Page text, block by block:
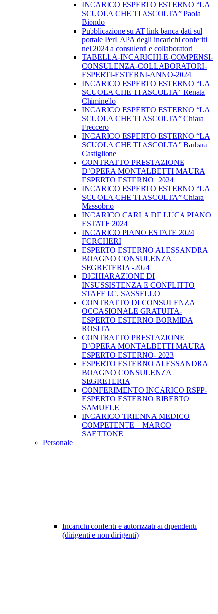
INCARICO ESPERTO ESTERNO “LA
SCUOLA CHE TI ASCOLTA” Paola
Biondo
Pubblicazione su AT link banca dati sul
portale PerLAPA degli incarichi conferiti
nel 2024 a consulenti e collaboratori
TABELLA-INCARICHI-E-COMPENSI-
CONSULENZA-COLLABORATORI-
ESPERTI-ESTERNI-ANNO-2024
INCARICO ESPERTO ESTERNO “LA
SCUOLA CHE TI ASCOLTA” Renata
Chiminello
INCARICO ESPERTO ESTERNO “LA
SCUOLA CHE TI ASCOLTA” Chiara
Freccero
INCARICO ESPERTO ESTERNO “LA
SCUOLA CHE TI ASCOLTA” Barbara
Castiglione
CONTRATTO PRESTAZIONE
D’OPERA MONTALBETTI MAURA
ESPERTO ESTERNO- 2024
INCARICO ESPERTO ESTERNO “LA
SCUOLA CHE TI ASCOLTA” Chiara
Massobrio
INCARICO CARLA DE LUCA PIANO
ESTATE 2024
INCARICO PIANO ESTATE 2024
FORCHERI
ESPERTO ESTERNO ALESSANDRA
BOAGNO CONSULENZA
SEGRETERIA -2024
DICHIARAZIONE DI
INSUSSISTENZA E CONFLITTO
STAFF I.C. SASSELLO
CONTRATTO DI CONSULENZA
OCCASIONALE GRATUITA-
ESPERTO ESTERNO BORMIDA
ROSITA
CONTRATTO PRESTAZIONE
D’OPERA MONTALBETTI MAURA
ESPERTO ESTERNO- 2023
ESPERTO ESTERNO ALESSANDRA
BOAGNO CONSULENZA
SEGRETERIA
CONFERIMENTO INCARICO RSPP-
ESPERTO ESTERNO RIBERTO
SAMUELE
INCARICO TRIENNA MEDICO
COMPETENTE – MARCO
SAETTONE
Personale
Incarichi conferiti e autorizzati ai dipendenti
(dirigenti e non dirigenti)